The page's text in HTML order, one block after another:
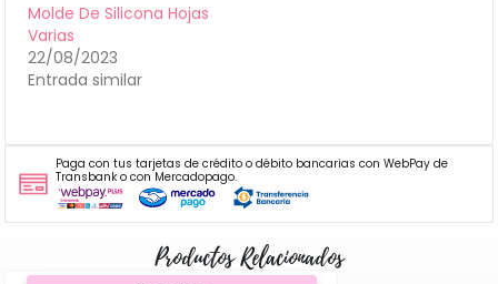
Molde De Silicona Hojas
Varias
22/08/2023
Entrada similar
Paga con tus tarjetas de crédito o débito bancarias con WebPay de
Transbank o con Mercadopago.
Productos Relacionados